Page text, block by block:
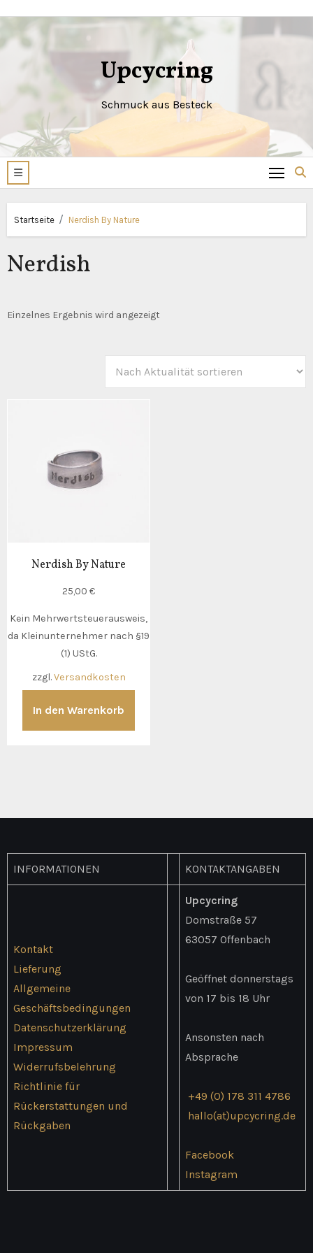
Inhalt
springen
Upcycring
Schmuck aus Besteck
Startseite Nerdish By Nature
Nerdish
Einzelnes Ergebnis wird angezeigt
Nerdish By Nature
25,00€
Kein Mehrwertsteuerausweis,
da Kleinunternehmer nach §19
(1) UStG.
zzgl.Versandkosten
In den Warenkorb
INFORMATIONEN KONTAKTANGABEN
Kontakt
Lieferung
Allgemeine
Geschäftsbedingungen
Datenschutzerklärung
Impressum
Widerrufsbelehrung
Richtlinie für
Rückerstattungen und
Rückgaben
Upcycring
Domstraße 57
63057 Offenbach
Geöffnet donnerstags
von 17 bis 18 Uhr
Ansonsten nach
Absprache
+49 (0) 178 311 4786
hallo(at)upcycring.de
Facebook
Instagram